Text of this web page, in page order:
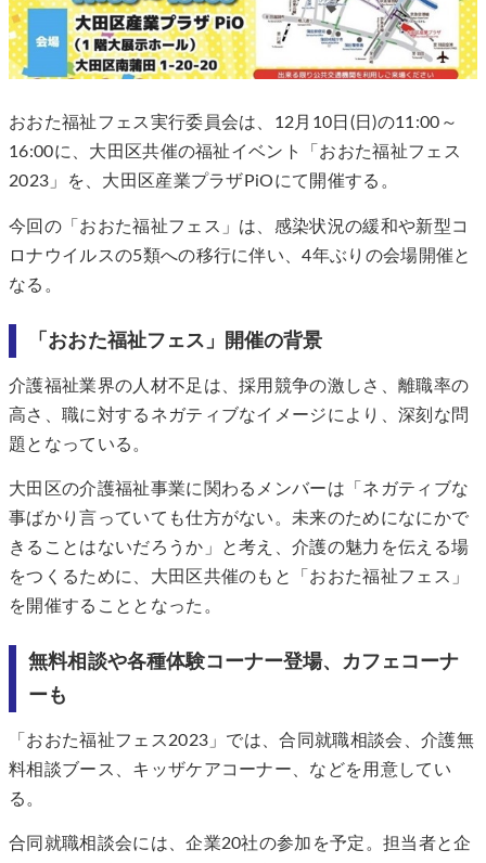
おおた福祉フェス実行委員会は、12月10日(日)の11:00～
16:00に、大田区共催の福祉イベント「おおた福祉フェス
2023」を、大田区産業プラザPiOにて開催する。
今回の「おおた福祉フェス」は、感染状況の緩和や新型コ
ロナウイルスの5類への移行に伴い、4年ぶりの会場開催と
なる。
「おおた福祉フェス」開催の背景
介護福祉業界の人材不足は、採用競争の激しさ、離職率の
高さ、職に対するネガティブなイメージにより、深刻な問
題となっている。
大田区の介護福祉事業に関わるメンバーは「ネガティブな
事ばかり言っていても仕方がない。未来のためになにかで
きることはないだろうか」と考え、介護の魅力を伝える場
をつくるために、大田区共催のもと「おおた福祉フェス」
を開催することとなった。
無料相談や各種体験コーナー登場、カフェコーナ
ーも
「おおた福祉フェス2023」では、合同就職相談会、介護無
料相談ブース、キッザケアコーナー、などを用意してい
る。
合同就職相談会には、企業20社の参加を予定。担当者と企